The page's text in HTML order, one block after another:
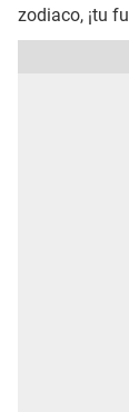
zodiaco, ¡tu